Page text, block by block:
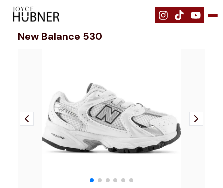
| Schuhe |
New Balance 530